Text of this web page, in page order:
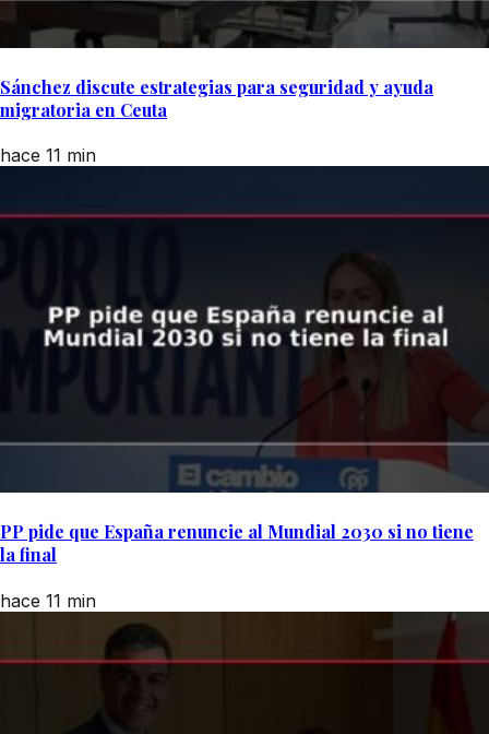
Sánchez discute estrategias para seguridad y ayuda
migratoria en Ceuta
hace 11 min
PP pide que España renuncie al Mundial 2030 si no tiene
la final
hace 11 min